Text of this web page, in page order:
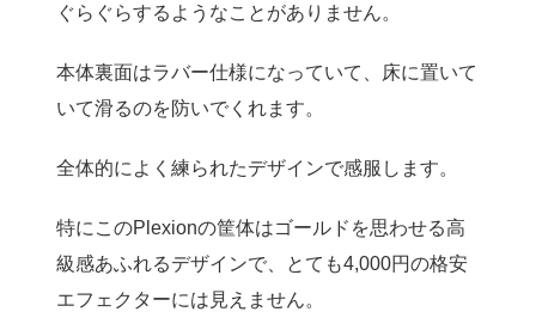
ぐらぐらするようなことがありません。
本体裏面はラバー仕様になっていて、床に置いて
いて滑るのを防いでくれます。
全体的によく練られたデザインで感服します。
特にこのPlexionの筐体はゴールドを思わせる高
級感あふれるデザインで、とても4,000円の格安
エフェクターには見えません。